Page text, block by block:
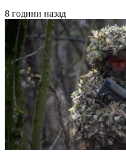
8 години назад